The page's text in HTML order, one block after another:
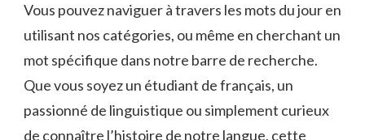
Vous pouvez naviguer à travers ⁢les mots du jour en
utilisant nos catégories, ou même en cherchant un
‍mot spécifique dans notre ⁣barre de recherche.
Que vous soyez un étudiant de français, ​un
passionné de linguistique ou simplement curieux
de ‍connaître‌ l’histoire de notre ⁤langue, ​cette